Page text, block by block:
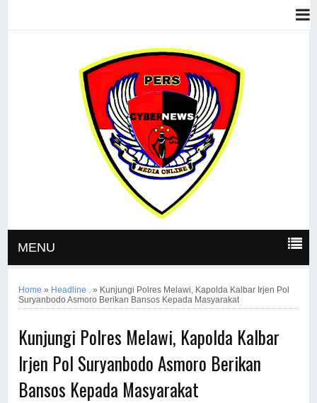
MENU
Home » Headline . » Kunjungi Polres Melawi, Kapolda Kalbar Irjen Pol
Suryanbodo Asmoro Berikan Bansos Kepada Masyarakat
Kunjungi Polres Melawi, Kapolda Kalbar
Irjen Pol Suryanbodo Asmoro Berikan
Bansos Kepada Masyarakat